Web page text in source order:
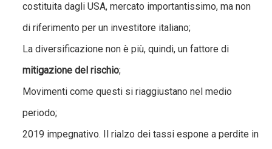
costituita dagli USA, mercato importantissimo, ma non
di riferimento per un investitore italiano;
La diversificazione non è più, quindi, un fattore di
mitigazione del rischio;
Movimenti come questi si riaggiustano nel medio
periodo;
2019 impegnativo. Il rialzo dei tassi espone a perdite in